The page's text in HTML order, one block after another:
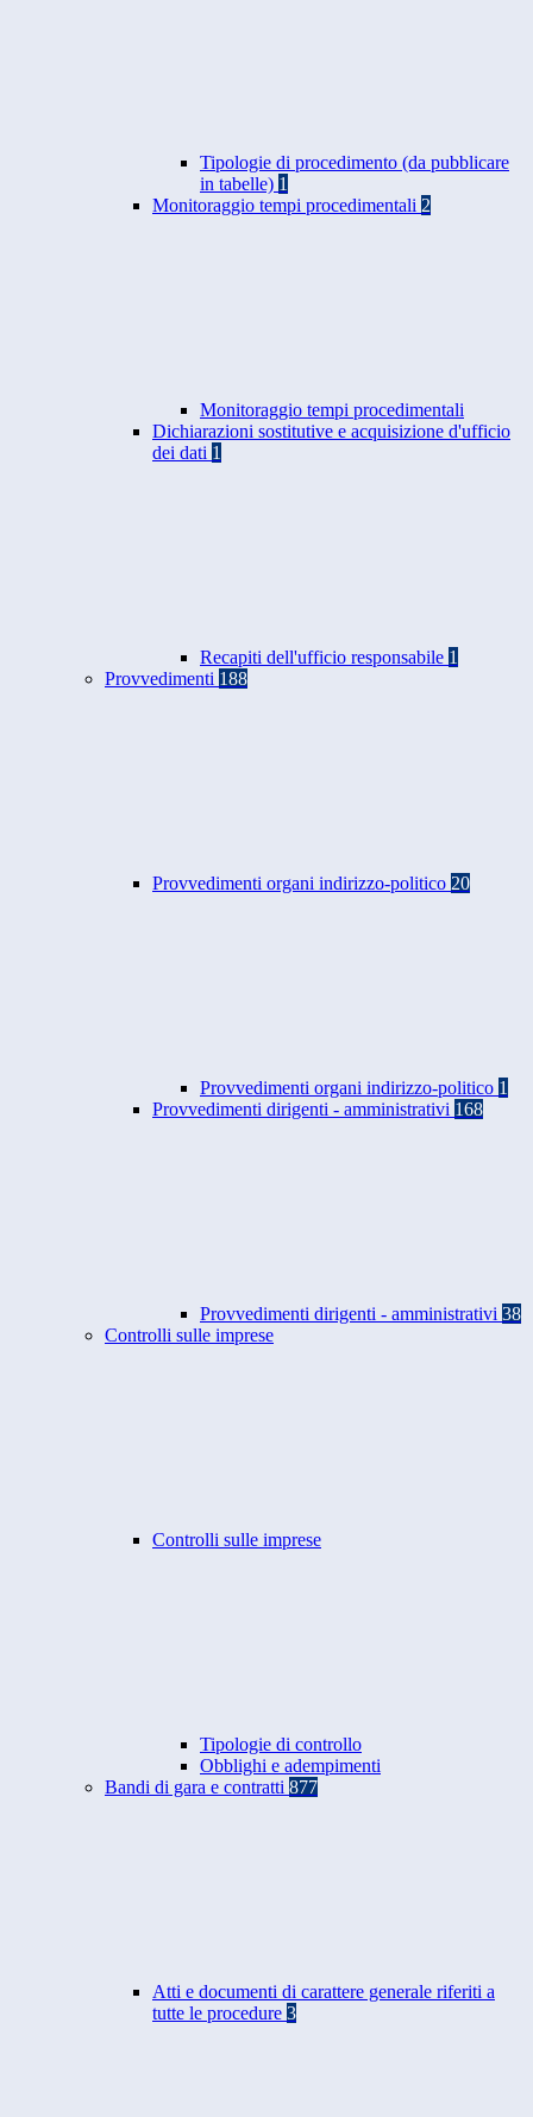
Tipologie di procedimento (da pubblicare
in tabelle) 1
Monitoraggio tempi procedimentali 2
Monitoraggio tempi procedimentali
Dichiarazioni sostitutive e acquisizione d'ufficio
dei dati 1
Recapiti dell'ufficio responsabile 1
Provvedimenti 188
Provvedimenti organi indirizzo-politico 20
Provvedimenti organi indirizzo-politico 1
Provvedimenti dirigenti - amministrativi 168
Provvedimenti dirigenti - amministrativi 38
Controlli sulle imprese
Controlli sulle imprese
Tipologie di controllo
Obblighi e adempimenti
Bandi di gara e contratti 877
Atti e documenti di carattere generale riferiti a
tutte le procedure 3